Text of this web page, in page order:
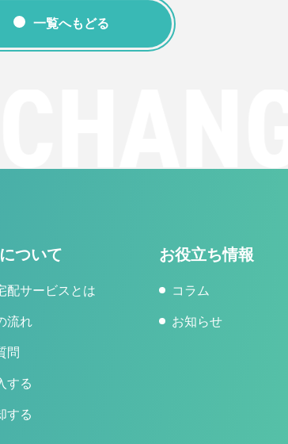
一覧へもどる
ついて
配サービスとは
流れ
問
する
する
お役立ち情報
コラム
お知らせ